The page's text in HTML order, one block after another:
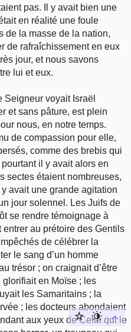
pas. Il y avait bien une
en réalité une foule
de la masse de la nation,
de rafraîchissement en eux
jour, et nous savons
lui et eux.
Seigneur voyait Israël
et sans pâture, est plein
nous, en notre temps.
de compassion pour elle,
comme des brebis qui
il y avait alors en
sectes étaient nombreuses,
avait une grande agitation
jour solennel. Les Juifs de
se rendre témoignage à
au prétoire des Gentils
de célébrer la
le sang d’un homme
trésor ; on craignait d’être
en Moïse ; les
les Samaritains ; la
; les docteurs abondaient
aux yeux de Celui qui le